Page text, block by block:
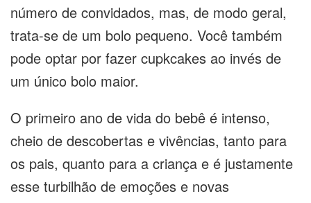
número de convidados, mas, de modo geral,
trata-se de um bolo pequeno. Você também
pode optar por fazer cupkcakes ao invés de
um único bolo maior.
O primeiro ano de vida do bebê é intenso,
cheio de descobertas e vivências, tanto para
os pais, quanto para a criança e é justamente
esse turbilhão de emoções e novas